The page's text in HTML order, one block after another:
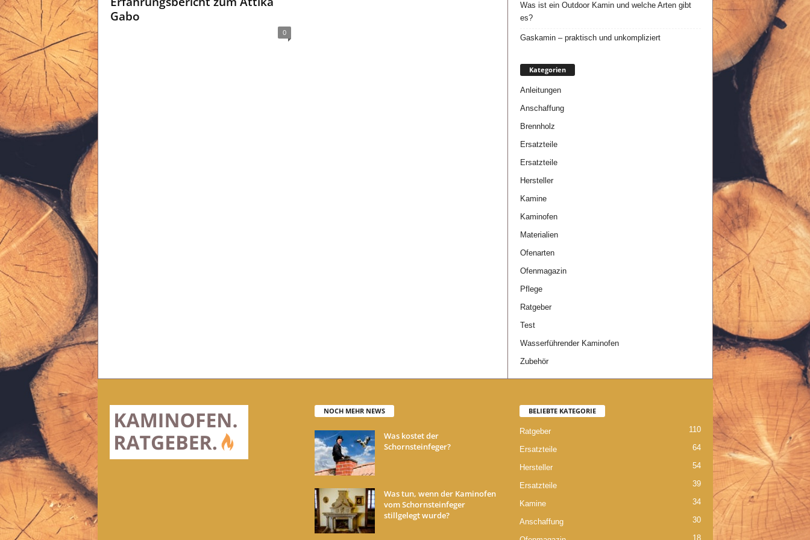
Gabo
0
Was ist ein Outdoor Kamin und welche Arten gibt
es?
Gaskamin – praktisch und unkompliziert
Kategorien
Anleitungen
Anschaffung
Brennholz
Ersatzteile
Ersatzteile
Hersteller
Kamine
Kaminofen
Materialien
Ofenarten
Ofenmagazin
Pflege
Ratgeber
Test
Wasserführender Kaminofen
Zubehör
NOCH MEHR NEWS
Was kostet der
Schornsteinfeger?
Was tun, wenn der Kaminofen
vom Schornsteinfeger
stillgelegt wurde?
BELIEBTE KATEGORIE
Ratgeber 110
Ersatzteile 64
Hersteller 54
Ersatzteile 39
Kamine 34
Anschaffung 30
18